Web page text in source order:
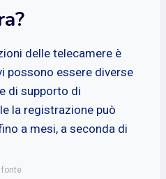
delle telecamere è
possono essere diverse
di supporto di
la registrazione può
a mesi, a seconda di
fonte